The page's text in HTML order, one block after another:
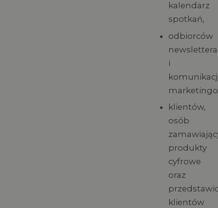
kalendarz
spotkań,
odbiorców
newslettera
i
klientów,
osób
produkty
cyfrowe
oraz
klientów